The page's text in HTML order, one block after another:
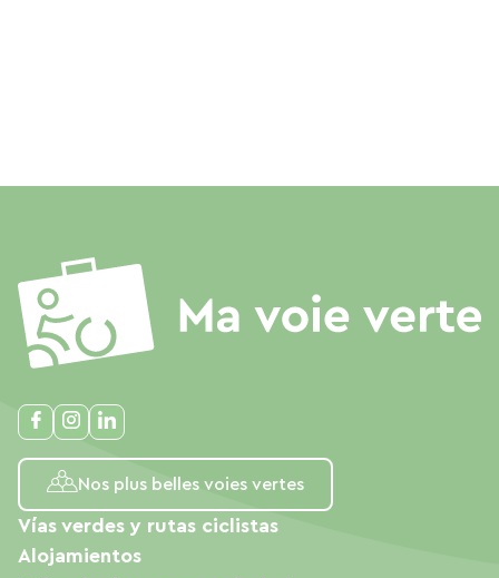
Nos plus belles voies vertes
Vías verdes y rutas ciclistas
Alojamientos